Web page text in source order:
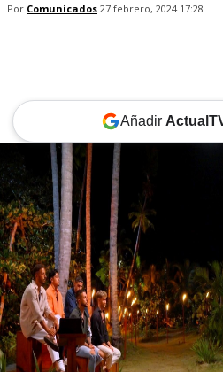
Por Comunicados 27 febrero, 2024 17:28
Añadir